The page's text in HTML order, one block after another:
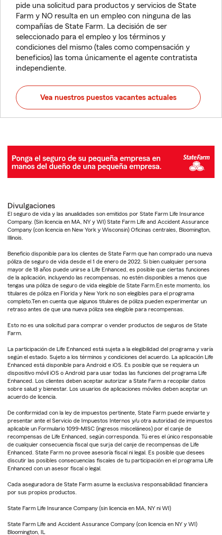
pide una solicitud para productos y servicios de State
Farm y NO resulta en un empleo con ninguna de las
compañías de State Farm. La decisión de ser
seleccionado para el empleo y los términos y
condiciones del mismo (tales como compensación y
beneficios) las toma únicamente el agente contratista
independiente.
Vea nuestros puestos vacantes actuales
Divulgaciones
El seguro de vida y las anualidades son emitidos por State Farm Life Insurance
Company. (Sin licencia en MA, NY y WI) State Farm Life and Accident Assurance
Company (con licencia en New York y Wisconsin) Oficinas centrales, Bloomington,
Illinois.
Beneficio disponible para los clientes de State Farm que han comprado una nueva
póliza de seguro de vida desde el 1 de enero de 2022. Si bien cualquier persona
mayor de 18 años puede unirse a Life Enhanced, es posible que ciertas funciones
de la aplicación, incluyendo las recompensas, no estén disponibles a menos que
tengas una póliza de seguro de vida elegible de State Farm.En este momento, los
titulares de póliza en Florida y New York no son elegibles para el programa
completo.Ten en cuenta que algunos titulares de póliza pueden experimentar un
retraso antes de que una nueva póliza sea elegible para recompensas.
Esto no es una solicitud para comprar o vender productos de seguros de State
Farm.
La participación de Life Enhanced está sujeta a la elegibilidad del programa y varía
según el estado. Sujeto a los términos y condiciones del acuerdo. La aplicación Life
Enhanced está disponible para Android e iOS. Es posible que se requiera un
dispositivo móvil iOS o Android para usar todas las funciones del programa Life
Enhanced. Los clientes deben aceptar autorizar a State Farm a recopilar datos
sobre salud y bienestar. Los usuarios de aplicaciones móviles deben aceptar un
acuerdo de licencia.
De conformidad con la ley de impuestos pertinente, State Farm puede enviarte y
presentar ante el Servicio de Impuestos Internos y/u otra autoridad de impuestos
aplicable un Formulario 1099-MISC (ingresos misceláneos) por el canje de
recompensas de Life Enhanced, según corresponda. Tú eres el único responsable
de cualquier consecuencia fiscal que surja del canje de recompensas de Life
Enhanced. State Farm no provee asesoría fiscal ni legal. Es posible que desees
discutir las posibles consecuencias fiscales de tu participación en el programa Life
Enhanced con un asesor fiscal o legal.
Cada aseguradora de State Farm asume la exclusiva responsabilidad financiera
por sus propios productos.
State Farm Life Insurance Company (sin licencia en MA, NY ni WI)
State Farm Life and Accident Assurance Company (con licencia en NY y WI)
Bloomington, IL